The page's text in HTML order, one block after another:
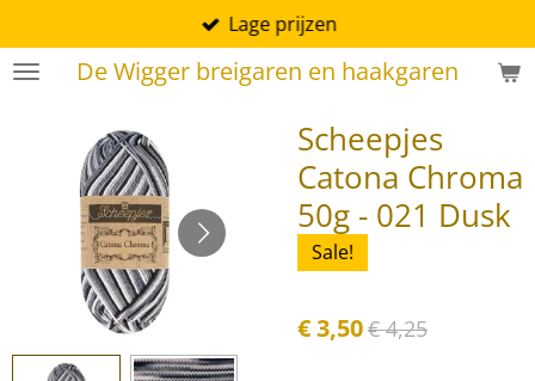
direct
naar
hoofdinhoud
De Wigger breigaren en haakgaren
Lage prijzen
Scheepjes
Catona Chroma
50g - 021 Dusk
Sale!
€ 3,50€ 4,25